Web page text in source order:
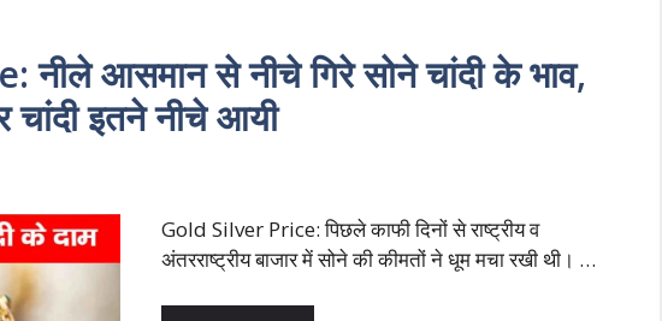
आसमान से नीचे गिरे सोने चांदी के भाव,
चांदी इतने नीचे आयी
Gold Silver Price: पिछले काफी दिनों से राष्ट्रीय व
अंतरराष्ट्रीय बाजार में सोने की कीमतों ने धूम मचा रखी थी। …